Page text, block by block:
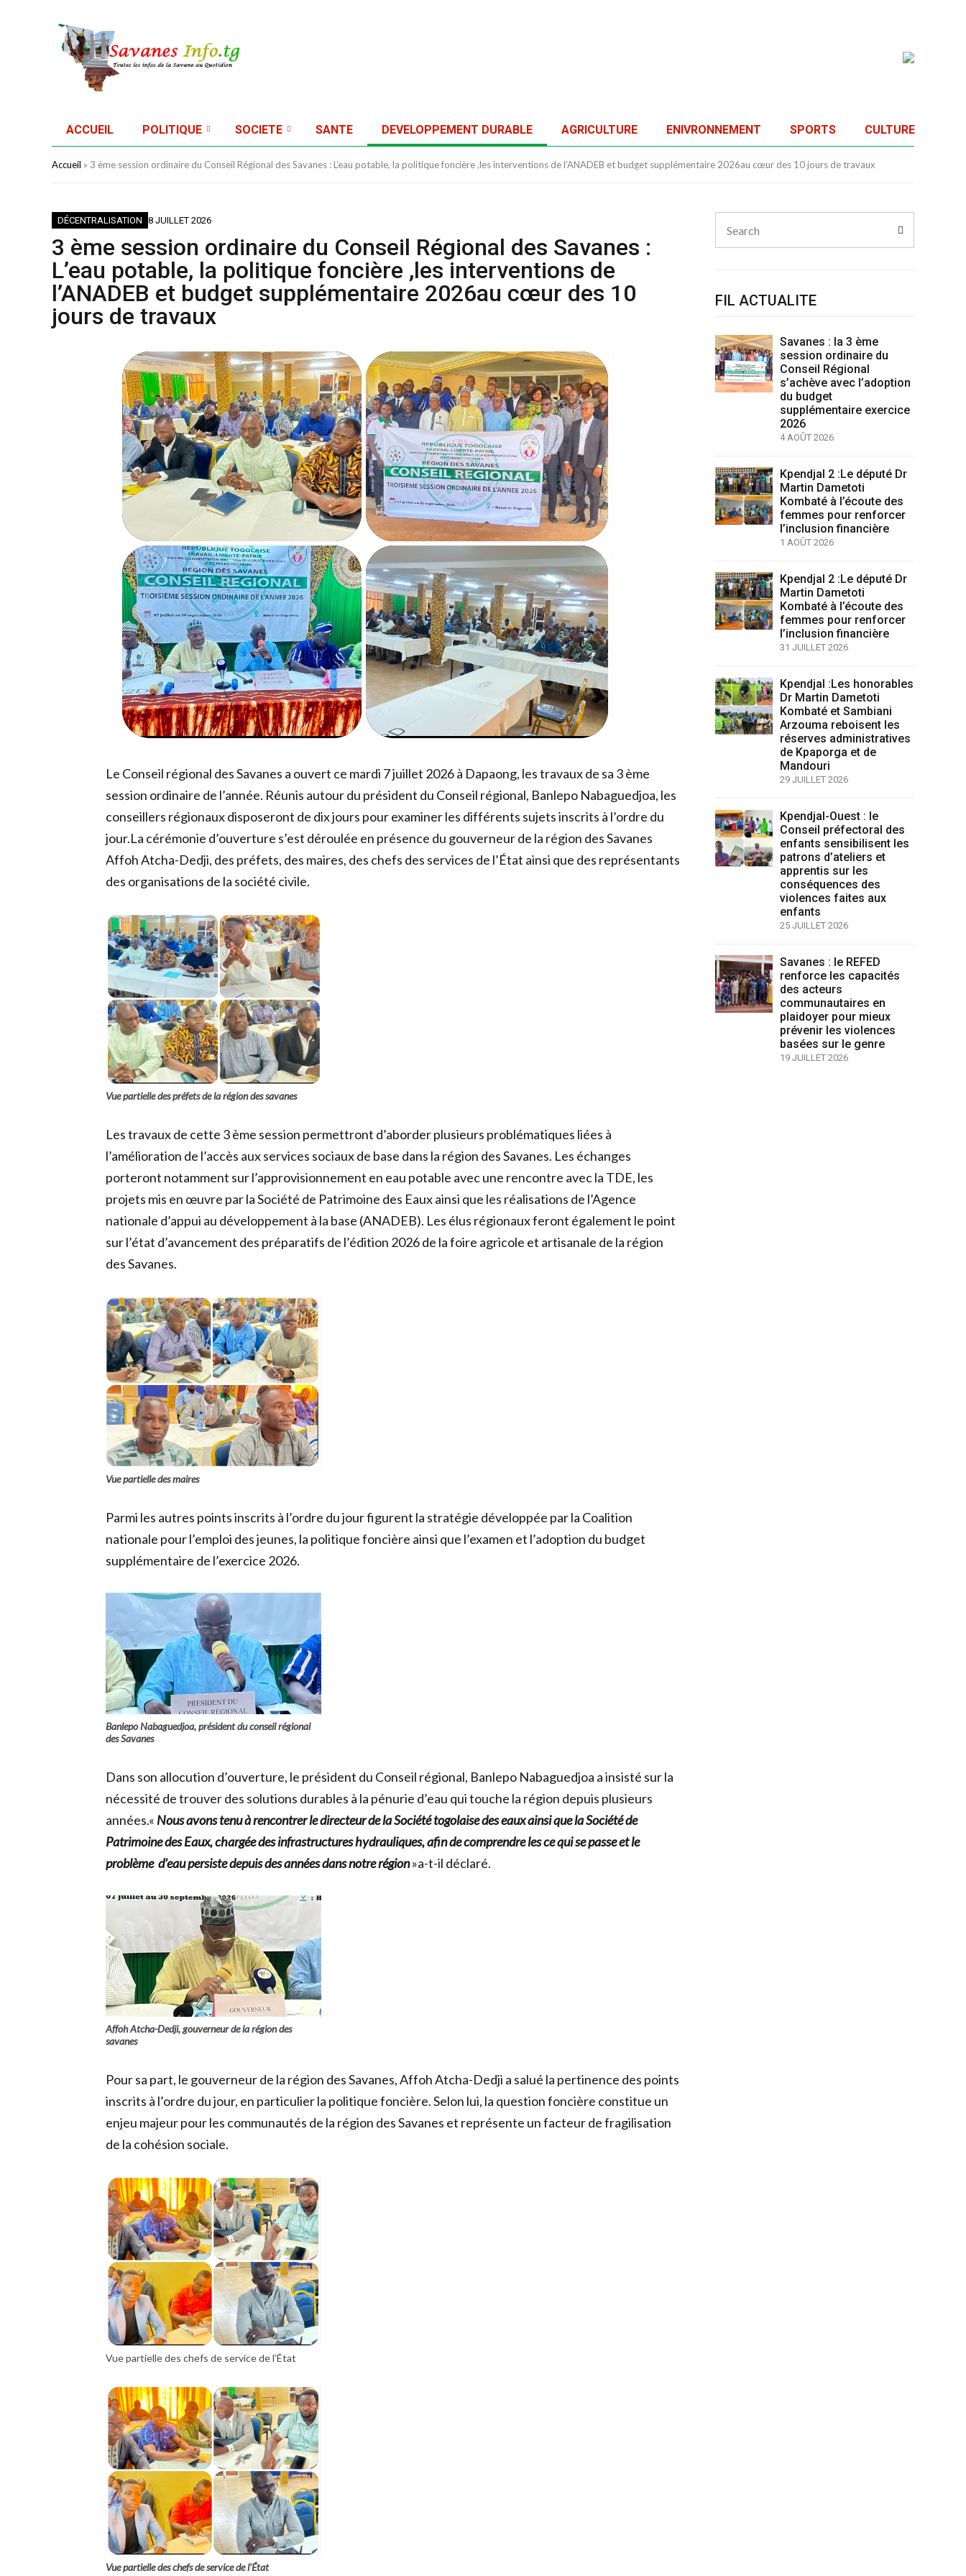
ACCUEIL POLITIQUE SOCIETE SANTE DEVELOPPEMENT DURABLE AGRICULTURE ENIVRONNEMENT SPORTS CULTURE
Accueil » 3 ème session ordinaire du Conseil Régional des Savanes : L’eau potable, la politique foncière ,les interventions de l’ANADEB et budget supplémentaire 2026au cœur des 10 jours de travaux
DÉCENTRALISATION 8 JUILLET 2026
3 ème session ordinaire du Conseil Régional des Savanes :
L’eau potable, la politique foncière ,les interventions de
l’ANADEB et budget supplémentaire 2026au cœur des 10
jours de travaux
Le Conseil régional des Savanes a ouvert ce mardi 7 juillet 2026 à Dapaong, les travaux de sa 3 ème
session ordinaire de l’année. Réunis autour du président du Conseil régional, Banlepo Nabaguedjoa, les
conseillers régionaux disposeront de dix jours pour examiner les différents sujets inscrits à l’ordre du
jour.La cérémonie d’ouverture s’est déroulée en présence du gouverneur de la région des Savanes
Affoh Atcha-Dedji, des préfets, des maires, des chefs des services de l’État ainsi que des représentants
des organisations de la société civile.
Vue partielle des préfets de la région des savanes
Les travaux de cette 3 ème session permettront d’aborder plusieurs problématiques liées à
l’amélioration de l’accès aux services sociaux de base dans la région des Savanes. Les échanges
porteront notamment sur l’approvisionnement en eau potable avec une rencontre avec la TDE, les
projets mis en œuvre par la Société de Patrimoine des Eaux ainsi que les réalisations de l’Agence
nationale d’appui au développement à la base (ANADEB). Les élus régionaux feront également le point
sur l’état d’avancement des préparatifs de l’édition 2026 de la foire agricole et artisanale de la région
des Savanes.
Vue partielle des maires
Parmi les autres points inscrits à l’ordre du jour figurent la stratégie développée par la Coalition
nationale pour l’emploi des jeunes, la politique foncière ainsi que l’examen et l’adoption du budget
supplémentaire de l’exercice 2026.
Banlepo Nabaguedjoa, président du conseil régional
des Savanes
Dans son allocution d’ouverture, le président du Conseil régional, Banlepo Nabaguedjoa a insisté sur la
nécessité de trouver des solutions durables à la pénurie d’eau qui touche la région depuis plusieurs
années.« Nous avons tenu à rencontrer le directeur de la Société togolaise des eaux ainsi que la Société de
Patrimoine des Eaux, chargée des infrastructureshydrauliques, afin de comprendre les ce qui se passe et le
problème d’eau persiste depuis des années dans notre région»a-t-il déclaré.
Affoh Atcha-Dedji, gouverneur de la région des
savanes
Pour sa part, le gouverneur de la région des Savanes, Affoh Atcha-Dedji a salué la pertinence des points
inscrits à l’ordre du jour, en particulier la politique foncière. Selon lui, la question foncière constitue un
enjeu majeur pour les communautés de la région des Savanes et représente un facteur de fragilisation
de la cohésion sociale.
Vue partielle des chefs de service de l’État
Vue partielle des chefs de service de l’État
for:
FIL ACTUALITE
Savanes : la 3 ème
session ordinaire du
Conseil Régional
s’achève avec l’adoption
du budget
supplémentaire exercice
2026
4 AOÛT 2026
Kpendjal 2 :Le député Dr
Martin Dametoti
Kombaté à l’écoute des
femmes pour renforcer
l’inclusion financière
1 AOÛT 2026
Kpendjal 2 :Le député Dr
Martin Dametoti
Kombaté à l’écoute des
femmes pour renforcer
l’inclusion financière
31 JUILLET 2026
Kpendjal :Les honorables
Dr Martin Dametoti
Kombaté et Sambiani
Arzouma reboisent les
réserves administratives
de Kpaporga et de
Mandouri
29 JUILLET 2026
Kpendjal-Ouest : le
Conseil préfectoral des
enfants sensibilisent les
patrons d’ateliers et
apprentis sur les
conséquences des
violences faites aux
enfants
25 JUILLET 2026
Savanes : le REFED
renforce les capacités
des acteurs
communautaires en
plaidoyer pour mieux
prévenir les violences
basées sur le genre
19 JUILLET 2026